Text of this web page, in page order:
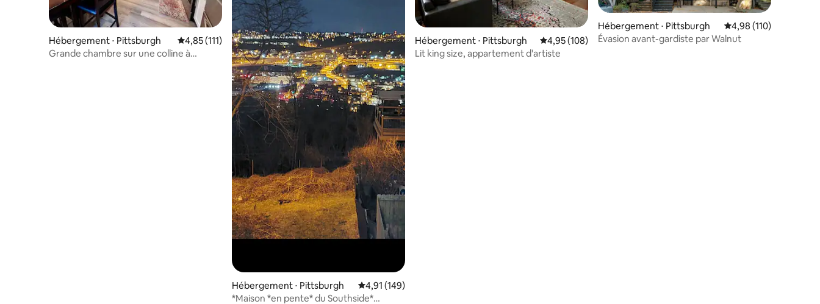
Hébergement ⋅ Pittsburgh Évaluation moyenne sur la base de 111 commentaires : 4,85 sur 5
4,85 (111)
Grande chambre sur une colline à
Hébergement ⋅ Pittsburgh Évaluation moyenne sur la base de 149 commentaires : 4,91 sur 5
4,91 (149)
*Maison *en pente* du Southside*
Hébergement ⋅ Pittsburgh Évaluation moyenne sur la base de 108 commentaires : 4,95 sur 5
4,95 (108)
Lit king size, appartement d'artiste
Hébergement ⋅ Pittsburgh Évaluation moyenne
4,98 (110)
Évasion avant-gardiste par Walnut